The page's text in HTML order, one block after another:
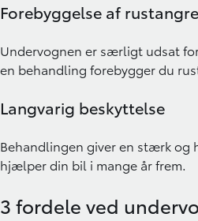
Forebyggelse af
Undervognen er særligt udsat
en behandling forebygger du
Langvarig beskyttelse
Behandlingen giver en stærk og
hjælper din bil i mange år frem.
3 fordele ved